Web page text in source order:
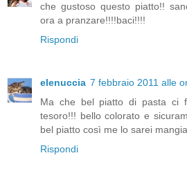
che gustoso questo piatto!!
ora a pranzare!!!!baci!!!!
Rispondi
elenuccia 7 febbraio 2011 alle
Ma che bel piatto di pasta ci
tesoro!!! bello colorato e
bel piatto così me lo sarei
Rispondi